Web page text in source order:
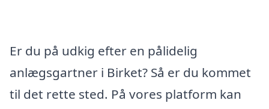
Er du på udkig efter en pålidelig
anlægsgartner i Birket? Så er du kommet
til det rette sted. På vores platform kan